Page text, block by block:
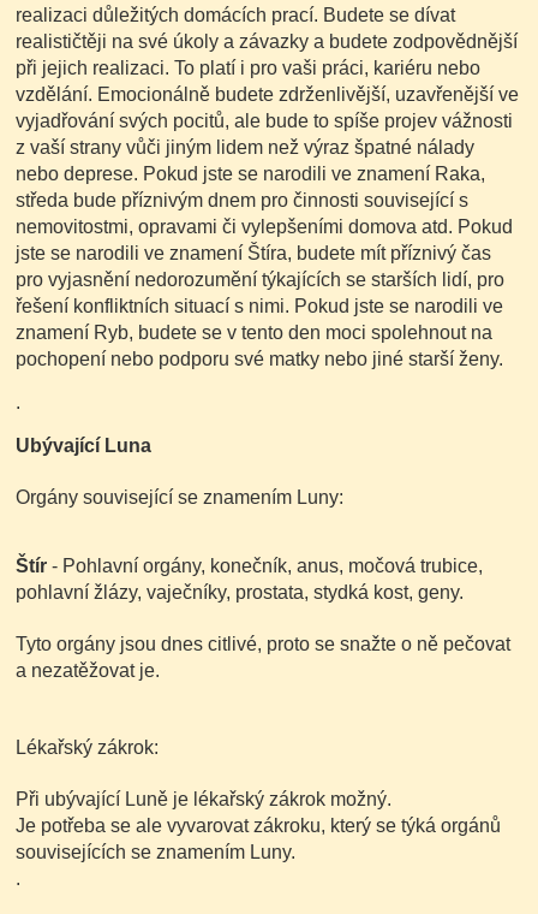
realizaci důležitých domácích prací. Budete se dívat
realističtěji na své úkoly a závazky a budete zodpovědnější
při jejich realizaci. To platí i pro vaši práci, kariéru nebo
vzdělání. Emocionálně budete zdrženlivější, uzavřenější ve
vyjadřování svých pocitů, ale bude to spíše projev vážnosti
z vaší strany vůči jiným lidem než výraz špatné nálady
nebo deprese. Pokud jste se narodili ve znamení Raka,
středa bude příznivým dnem pro činnosti související s
nemovitostmi, opravami či vylepšeními domova atd. Pokud
jste se narodili ve znamení Štíra, budete mít příznivý čas
pro vyjasnění nedorozumění týkajících se starších lidí, pro
řešení konfliktních situací s nimi. Pokud jste se narodili ve
znamení Ryb, budete se v tento den moci spolehnout na
pochopení nebo podporu své matky nebo jiné starší ženy.
.
Ubývající Luna
Orgány související se znamením Luny:
Štír - Pohlavní orgány, konečník, anus, močová trubice,
pohlavní žlázy, vaječníky, prostata, stydká kost, geny.
Tyto orgány jsou dnes citlivé, proto se snažte o ně pečovat
a nezatěžovat je.
Lékařský zákrok:
Při ubývající Luně je lékařský zákrok možný.
Je potřeba se ale vyvarovat zákroku, který se týká orgánů
souvisejících se znamením Luny.
.